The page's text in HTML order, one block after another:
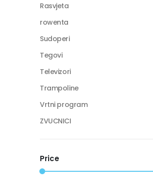
Rasvjeta
rowenta
Sudoperi
Tegovi
Televizori
Trampoline
Vrtni program
ZVUCNICI
Price